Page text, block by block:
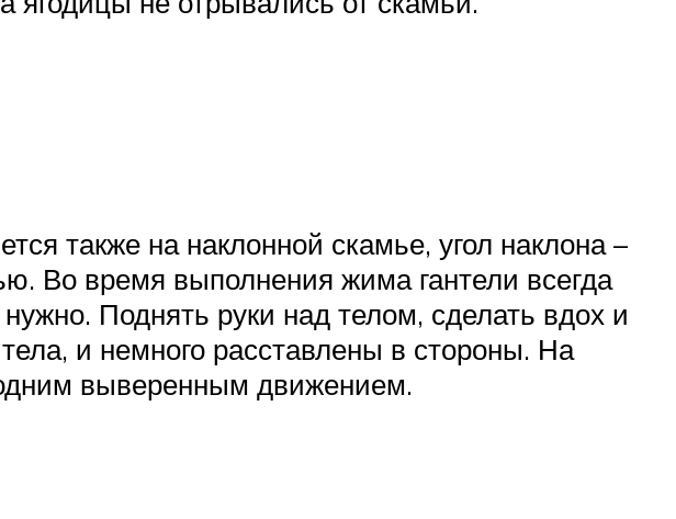
также на наклонной скамье, угол наклона –
Во время выполнения жима гантели всегда
Поднять руки над телом, сделать вдох и
и немного расставлены в стороны. На
выверенным движением.